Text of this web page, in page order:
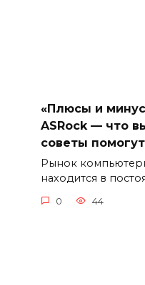
«Плюсы и
ASRock — что
советы
Рынок
находится в
0 44